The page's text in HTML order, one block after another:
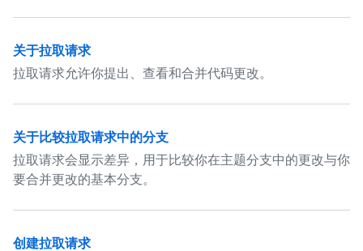
关于拉取请求
拉取请求允许你提出、查看和合并代码更改。
关于比较拉取请求中的分支
拉取请求会显示差异，用于比较你在主题分支中的更改与你
要合并更改的基本分支。
创建拉取请求